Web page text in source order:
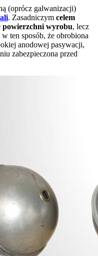
(oprócz galwanizacji)
. Zasadniczym celem
powierzchni wyrobu, lecz
ten sposób, że obrobiona
anodowej pasywacji,
zabezpieczona przed